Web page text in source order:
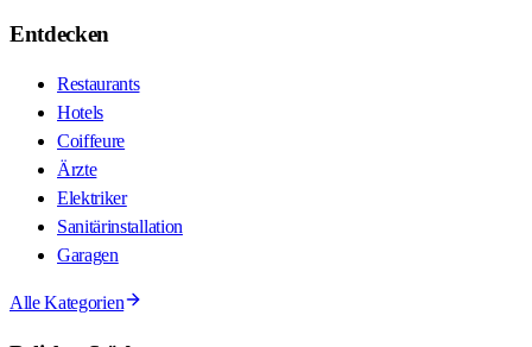
Entdecken
Restaurants
Hotels
Coiffeure
Ärzte
Elektriker
Sanitärinstallation
Garagen
Alle Kategorien